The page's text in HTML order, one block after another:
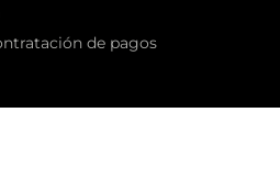
de pagos